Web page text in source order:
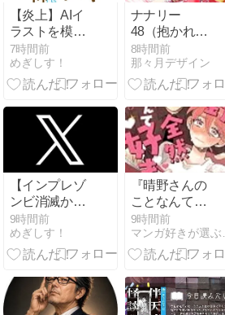
在でもいいは
ずだよな
【炎上】AIイ
ラストを模写
していた絵師
秋月の空が最
新のオリジナ
AI疑惑をかけ
られ活動を引
退！【反AI】
7時間前
めぎしす！
ナナリー
48（抱かれる
3秒前）
8時間前
那々月デザイン
【インプレゾ
ンビ消滅か】
X収益化が終
了し、9月8日
から新しく
コンテンツ収
益プログラ
9時間前
めぎしす！
『晴野さんの
ことなんて全
然好き』 如日
やさか 1巻 ど
こで読める あ
9時間前